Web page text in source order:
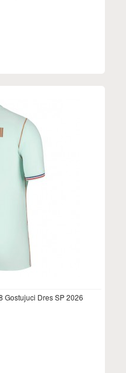
Gostujuci Dres SP 2026